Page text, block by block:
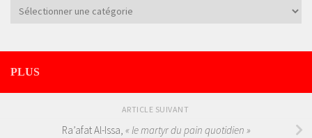
Catégories
PLUS
ARTICLE SUIVANT
Ra’afat Al-Issa, « le martyr du pain quotidien »